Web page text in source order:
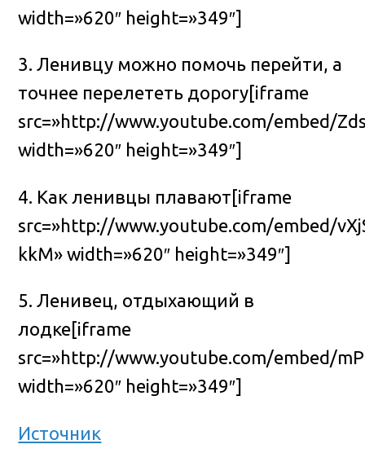
width=»620″ height=»349″]
3. Ленивцу можно помочь перейти, а
точнее перелететь дорогу[iframe
src=»http://www.youtube.com/embed/
width=»620″ height=»349″]
4. Как ленивцы плавают[iframe
src=»http://www.youtube.com/embed/
kkM» width=»620″ height=»349″]
5. Ленивец, отдыхающий в
лодке[iframe
src=»http://www.youtube.com/embed/
width=»620″ height=»349″]
Источник